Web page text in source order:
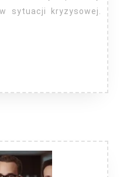
sytuacji kryzysowej.